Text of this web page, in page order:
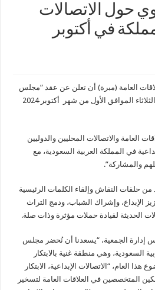
حول الاتصالات
في أكتوبر
العامة (مبرة) أن تعلن عن عقد “مجلس
القيادة السعودي” السنوي يوم الثلاثاء الموافق الأول من شهر أكتوبر 2024
العامة والاتصالات المحليين والدوليين
في المملكة العربية السعودية، مع
والمشاركة”.
من حلقات النقاش وإلقاء الكلمات الرئيسية
الإبداع، وإشراك الشباب، ودمج التراث
الحديثة لقيادة حملات مؤثرة وذات صلة.
إدارة الجمعية، “يسعدنا أن نُحضر مجلس
السعودية، وهي منطقة غنية بالابتكار
العام، “الاتصالات الإبداعية، الابتكار
المتخصصين في العلاقات العامة لتسخير